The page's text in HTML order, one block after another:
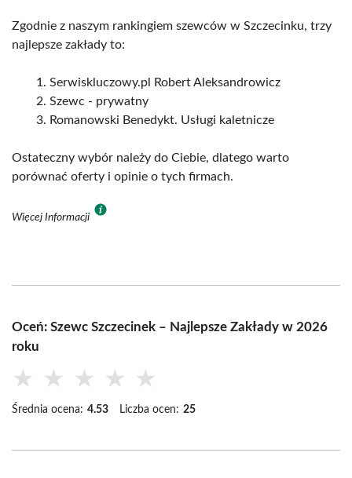
Zgodnie z naszym rankingiem szewców w Szczecinku, trzy
najlepsze zakłady to:
Serwiskluczowy.pl Robert Aleksandrowicz
Szewc - prywatny
Romanowski Benedykt. Usługi kaletnicze
Ostateczny wybór należy do Ciebie, dlatego warto
porównać oferty i opinie o tych firmach.
Więcej Informacji
Oceń: Szewc Szczecinek – Najlepsze Zakłady w 2026
roku
★ ★ ★ ★ ★
Średnia ocena: 4.53 Liczba ocen: 25